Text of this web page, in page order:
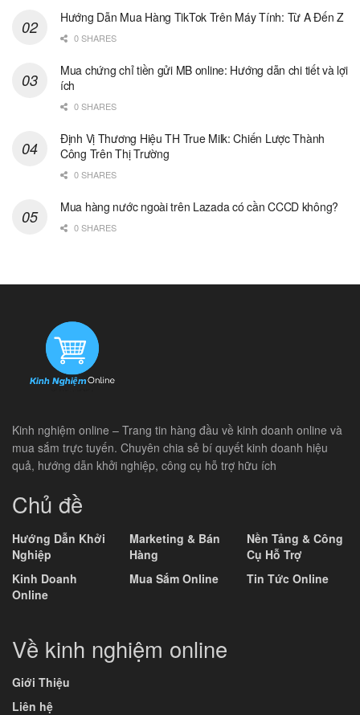
Hướng Dẫn Mua Hàng TikTok Trên Máy Tính: Từ A Đến Z
0 SHARES
Mua chứng chỉ tiền gửi MB online: Hướng dẫn chi tiết và lợi
ích
0 SHARES
Định Vị Thương Hiệu TH True Milk: Chiến Lược Thành
Công Trên Thị Trường
0 SHARES
Mua hàng nước ngoài trên Lazada có cần CCCD không?
0 SHARES
Kinh nghiệm online – Trang tin hàng đầu về kinh doanh online và
mua sắm trực tuyến. Chuyên chia sẻ bí quyết kinh doanh hiệu
quả, hướng dẫn khởi nghiệp, công cụ hỗ trợ hữu ích
Chủ đề
Hướng Dẫn Khởi
Nghiệp
Kinh Doanh
Online
Marketing & Bán
Hàng
Mua Sắm Online
Nền Tảng & Công
Cụ Hỗ Trợ
Tin Tức Online
Về kinh nghiệm online
Giới Thiệu
Liên hệ